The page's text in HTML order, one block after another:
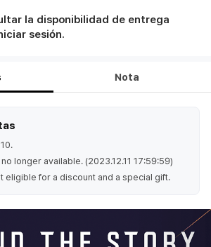
la disponibilidad de entrega
sesión.
Nota
longer available. (2023.12.11 17:59:59)
eligible for a discount and a special gift.